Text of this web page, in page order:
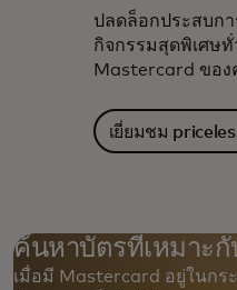
ปลดล็อกประสบก
กิจกรรมสุดพิเศษ
Mastercard ขอ
เยี่ยมชม
ค้นหาบัตรที่เหมาะ
เมื่อมี Mastercard อยู่ในกร